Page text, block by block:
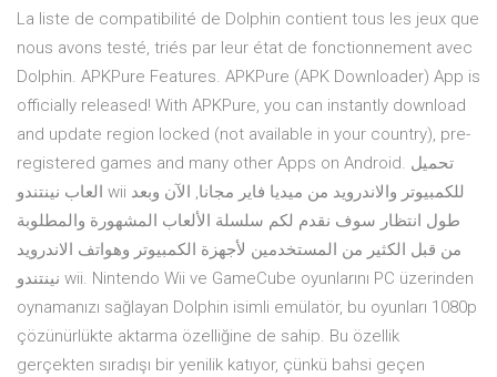
La liste de compatibilité de Dolphin contient tous les jeux que
nous avons testé, triés par leur état de fonctionnement avec
Dolphin. APKPure Features. APKPure (APK Downloader) App is
officially released! With APKPure, you can instantly download
and update region locked (not available in your country), pre-
registered games and many other Apps on Android. تحميل
العاب نينتندو wii للكمبيوتر والاندرويد من ميديا فاير مجانا, الآن وبعد
طول انتظار سوف نقدم لكم سلسلة الألعاب المشهورة والمطلوبة
من قبل الكثير من المستخدمين لأجهزة الكمبيوتر وهواتف الاندرويد
نينتندو wii. Nintendo Wii ve GameCube oyunlarını PC üzerinden
oynamanızı sağlayan Dolphin isimli emülatör, bu oyunları 1080p
çözünürlükte aktarma özelliğine de sahip. Bu özellik
gerçekten sıradışı bir yenilik katıyor, çünkü bahsi geçen